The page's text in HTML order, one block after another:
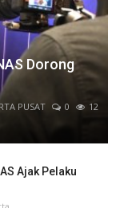
Dorong
PUSAT 0
12
Ajak Pelaku